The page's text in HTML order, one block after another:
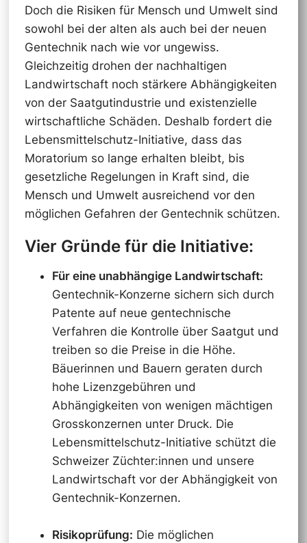
Doch die Risiken für Mensch und Umwelt sind
sowohl bei der alten als auch bei der neuen
Gentechnik nach wie vor ungewiss.
Gleichzeitig drohen der nachhaltigen
Landwirtschaft noch stärkere Abhängigkeiten
von der Saatgutindustrie und existenzielle
wirtschaftliche Schäden. Deshalb fordert die
Lebensmittelschutz-Initiative, dass das
Moratorium so lange erhalten bleibt, bis
gesetzliche Regelungen in Kraft sind, die
Mensch und Umwelt ausreichend vor den
möglichen Gefahren der Gentechnik schützen.
Vier Gründe für die Initiative:
Für eine unabhängige Landwirtschaft:
Gentechnik-Konzerne sichern sich durch
Patente auf neue gentechnische
Verfahren die Kontrolle über Saatgut und
treiben so die Preise in die Höhe.
Bäuerinnen und Bauern geraten durch
hohe Lizenzgebühren und
Abhängigkeiten von wenigen mächtigen
Grosskonzernen unter Druck. Die
Lebensmittelschutz-Initiative schützt die
Schweizer Züchter:innen und unsere
Landwirtschaft vor der Abhängigkeit von
Gentechnik-Konzernen.
Risikoprüfung: Die möglichen